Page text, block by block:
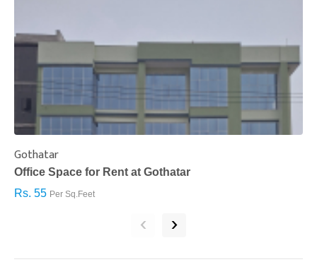
Gothatar
Office Space for Rent at Gothatar
Rs. 55 Per Sq.Feet
‹ ›